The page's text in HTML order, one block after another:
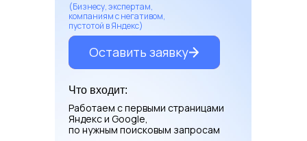
(Бизнесу, экспертам,
компаниям с негативом,
пустотой в Яндекс)
Оставить заявку
Оставить заявку
Работаем с первыми страницами
Яндекс и Google,
по нужным поисковым запросам
Что входит:
Честная цена
Ниже большинства
конкурентов без
потери качества